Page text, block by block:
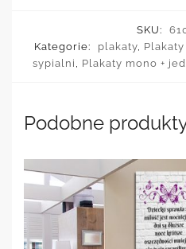
SKU:
Kategorie:
plakaty,
sypialni , Plakaty mono +
Podobne